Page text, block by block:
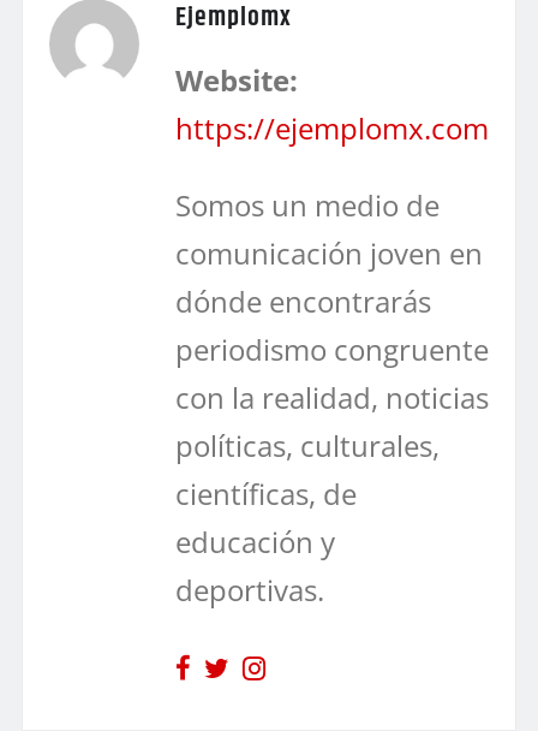
Ejemplomx
Website:
https://ejemplomx.com
Somos un medio de
comunicación joven en
dónde encontrarás
periodismo congruente
con la realidad, noticias
políticas, culturales,
científicas, de
educación y
deportivas.